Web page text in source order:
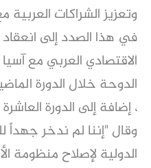
وتعزيز الشراكات العربية
في هذا الصدد إلى انعقاد
الاقتصادي العربي مع
الدوحة خلال الدورة
، إضافة إلى الدورة
وقال "إننا لم ندخر
الدولية لإصلاح منظومة